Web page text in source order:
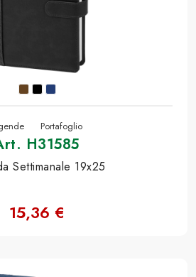
Portafoglio
H31585
Settimanale 19x25
15,36 €